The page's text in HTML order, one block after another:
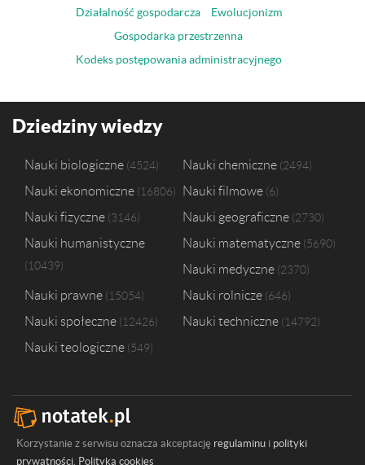
Działalność gospodarcza
Ewolucjonizm
Gospodarka przestrzenna
Kodeks postępowania administracyjnego
Dziedziny wiedzy
Nauki biologiczne 4524 Nauki chemiczne 2494
Nauki ekonomiczne 16806 Nauki filmowe 6
Nauki fizyczne 3146 Nauki geograficzne 2730
Nauki humanistyczne
10439
Nauki matematyczne 5690
Nauki medyczne 2370
Nauki prawne 15054 Nauki rolnicze 646
Nauki społeczne 12426 Nauki techniczne 14792
Nauki teologiczne 549
Korzystanie z serwisu oznacza akceptację regulaminu i polityki
prywatności. Polityka cookies